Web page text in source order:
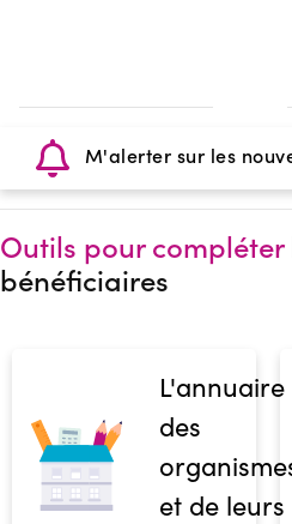
M'alerter sur les
Outils pour compléter
bénéficiaires
L'annuaire
des
et de leurs